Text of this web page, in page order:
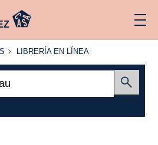
LIBRERÍA
LÍNEA
LIBRERÍA EN LÍNEA